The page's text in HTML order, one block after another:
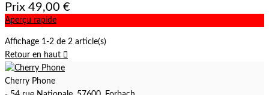
Prix 49,00 €
Aperçu rapide
Affichage 1-2 de 2 article(s)
Retour en haut 
Cherry Phone